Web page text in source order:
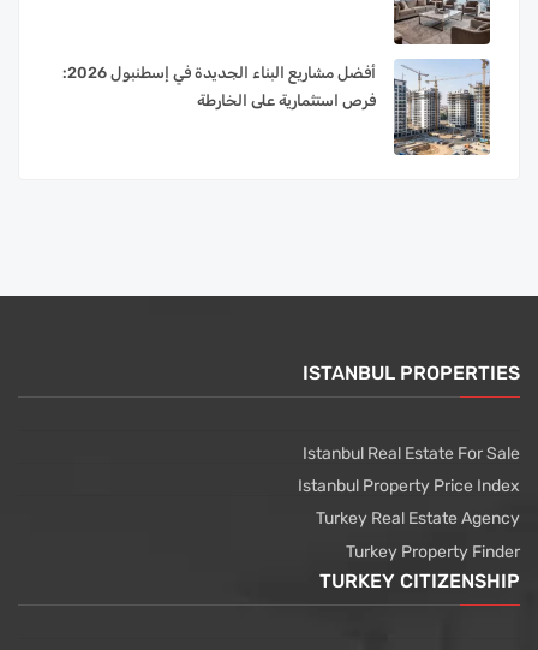
أفضل مشاريع البناء الجديدة في إسطنبول 2026:
فرص استثمارية على الخارطة
ISTANBUL PROPERTIES
Istanbul Real Estate For Sale
Istanbul Property Price Index
Turkey Real Estate Agency
Turkey Property Finder
TURKEY CITIZENSHIP